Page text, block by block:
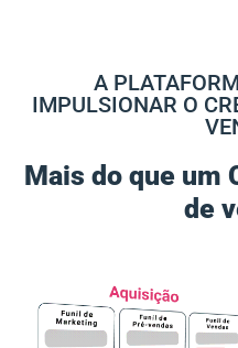
A
IMPULSIONAR O
Mais do que um
de